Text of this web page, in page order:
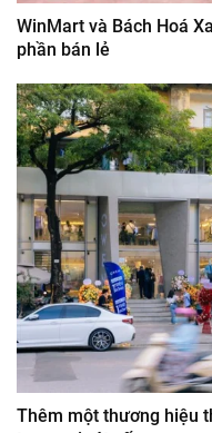
WinMart và Bách Hoá
phần bán lẻ
Thêm một thương hiệu